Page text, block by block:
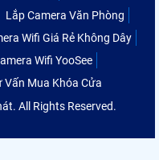
Lắp Camera Văn Phòng
Wifi Giá Rẻ Không Dây
Wifi YooSee
Vấn Mua Khóa Cửa
All Rights Reserved.